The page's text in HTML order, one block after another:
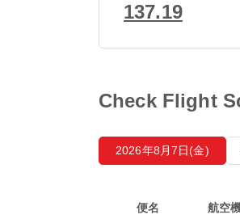
137.19
Check Flight
2026年8月7日(金)
便名 航空